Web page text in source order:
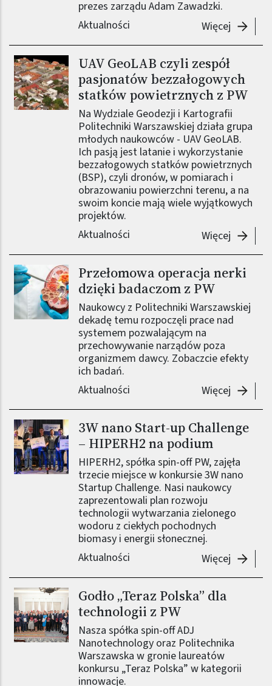
prezes zarządu Adam Zawadzki.
Aktualności
Więcej
UAV GeoLAB czyli zespół
pasjonatów bezzałogowych
statków powietrznych z PW
Na Wydziale Geodezji i Kartografii
Politechniki Warszawskiej działa grupa
młodych naukowców - UAV GeoLAB.
Ich pasją jest latanie i wykorzystanie
bezzałogowych statków powietrznych
(BSP), czyli dronów, w pomiarach i
obrazowaniu powierzchni terenu, a na
swoim koncie mają wiele wyjątkowych
projektów.
Aktualności
Więcej UAV
Przełomowa operacja nerki
dzięki badaczom z PW
Naukowcy z Politechniki Warszawskiej
dekadę temu rozpoczęli prace nad
systemem pozwalającym na
przechowywanie narządów poza
organizmem dawcy. Zobaczcie efekty
ich badań.
Aktualności
Więcej
3W nano Start-up Challenge
– HIPERH2 na podium
HIPERH2, spółka spin-off PW, zajęła
trzecie miejsce w konkursie 3W nano
Startup Challenge. Nasi naukowcy
zaprezentowali plan rozwoju
technologii wytwarzania zielonego
wodoru z ciekłych pochodnych
biomasy i energii słonecznej.
Aktualności
Więcej 3W
Godło „Teraz Polska” dla
technologii z PW
Nasza spółka spin-off ADJ
Nanotechnology oraz Politechnika
Warszawska w gronie laureatów
konkursu „Teraz Polska” w kategorii
innowacje.